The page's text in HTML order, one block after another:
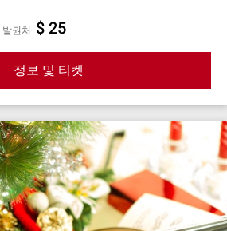
발권처 $ 25
정보 및 티켓